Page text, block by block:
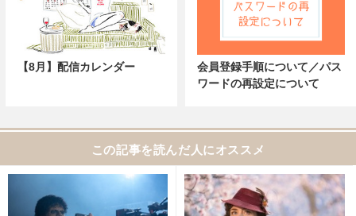
【8月】配信カレンダー
会員登録手順について／パス
ワードの再設定について
この記事を読んだ人にオススメ